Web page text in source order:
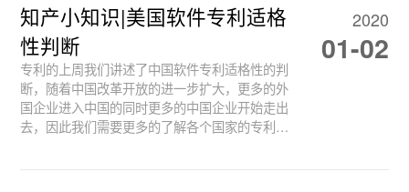
知产小知识|美国软件专利适格
性判断
专利的上周我们讲述了中国软件专利适格性的判
断，随着中国改革开放的进一步扩大，更多的外
国企业进入中国的同时更多的中国企业开始走出
去，因此我们需要更多的了解各个国家的专利制
2020
01-02